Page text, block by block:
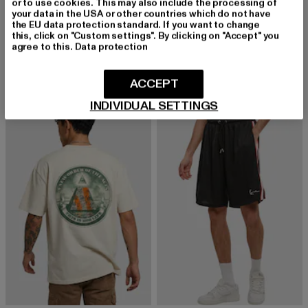
MISTER TEE
True Warrior Oversize Tee
18,74 EUR
Derzeitiger Preis: 18,74 EUR
24,99 EURAktionspreis: 24,99 EUR
KARL KANI
Small Signature Essential
24,89 EUR
Derzeitiger Preis: 24,89 EUR
29,99 EURAktionspreis:
-43%
or to use cookies. This may also include the processing of
your data in the USA or other countries which do not have
the EU data protection standard. If you want to change
this, click on "Custom settings". By clicking on "Accept" you
agree to this. Data protection
INDIVIDUAL SETTINGS
ACCEPT